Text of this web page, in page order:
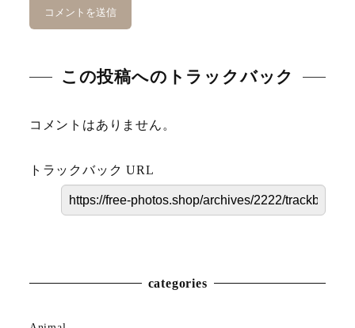
Scenery
この投稿へのトラックバック
コメントはありません。
トラックバック URL
categories